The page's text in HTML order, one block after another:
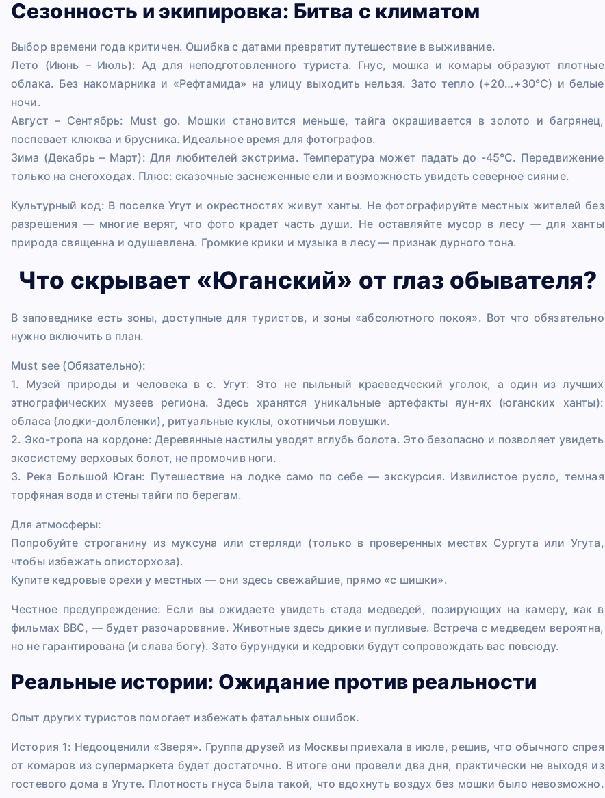
Сезонность и экипировка: Битва с климатом
Выбор времени года критичен. Ошибка с датами превратит путешествие в выживание.
Лето (Июнь – Июль): Ад для неподготовленного туриста. Гнус, мошка и комары образуют плотные
облака. Без накомарника и «Рефтамида» на улицу выходить нельзя. Зато тепло (+20…+30°C) и белые
ночи.
Август – Сентябрь: Must go. Мошки становится меньше, тайга окрашивается в золото и багрянец,
поспевает клюква и брусника. Идеальное время для фотографов.
Зима (Декабрь – Март): Для любителей экстрима. Температура может падать до -45°C. Передвижение
только на снегоходах. Плюс: сказочные заснеженные ели и возможность увидеть северное сияние.
Культурный код: В поселке Угут и окрестностях живут ханты. Не фотографируйте местных жителей без
разрешения — многие верят, что фото крадет часть души. Не оставляйте мусор в лесу — для ханты
природа священна и одушевлена. Громкие крики и музыка в лесу — признак дурного тона. ️
Что скрывает «Юганский» от глаз обывателя?
В заповеднике есть зоны, доступные для туристов, и зоны «абсолютного покоя». Вот что обязательно
нужно включить в план.
Must see (Обязательно):
1. Музей природы и человека в с. Угут: Это не пыльный краеведческий уголок, а один из лучших
этнографических музеев региона. Здесь хранятся уникальные артефакты яун-ях (юганских ханты):
обласа (лодки-долбленки), ритуальные куклы, охотничьи ловушки.
2. Эко-тропа на кордоне: Деревянные настилы уводят вглубь болота. Это безопасно и позволяет увидеть
экосистему верховых болот, не промочив ноги.
3. Река Большой Юган: Путешествие на лодке само по себе — экскурсия. Извилистое русло, темная
торфяная вода и стены тайги по берегам.
Для атмосферы:
Попробуйте строганину из муксуна или стерляди (только в проверенных местах Сургута или Угута,
чтобы избежать описторхоза).
Купите кедровые орехи у местных — они здесь свежайшие, прямо «с шишки».
Честное предупреждение: Если вы ожидаете увидеть стада медведей, позирующих на камеру, как в
фильмах BBC, — будет разочарование. Животные здесь дикие и пугливые. Встреча с медведем вероятна,
но не гарантирована (и слава богу). Зато бурундуки и кедровки будут сопровождать вас повсюду.
Реальные истории: Ожидание против реальности
Опыт других туристов помогает избежать фатальных ошибок.
История 1: Недооценили «Зверя». Группа друзей из Москвы приехала в июле, решив, что обычного спрея
от комаров из супермаркета будет достаточно. В итоге они провели два дня, практически не выходя из
гостевого дома в Угуте. Плотность гнуса была такой, что вдохнуть воздух без мошки было невозможно.